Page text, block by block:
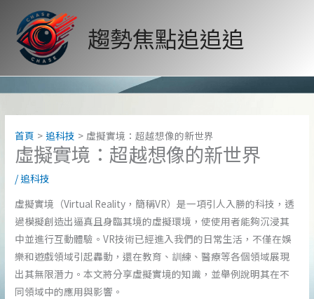
內
容
趨勢焦點追追追
首頁 追科技 虛擬實境：超越想像的新世界
虛擬實境：超越想像的新世界
/追科技
虛擬實境（Virtual Reality，簡稱VR）是一項引人入勝的科技，透
過模擬創造出逼真且身臨其境的虛擬環境，使使用者能夠沉浸其
中並進行互動體驗。VR技術已經進入我們的日常生活，不僅在娛
樂和遊戲領域引起轟動，還在教育、訓練、醫療等各個領域展現
出其無限潛力。本文將分享虛擬實境的知識，並舉例說明其在不
同領域中的應用與影響。